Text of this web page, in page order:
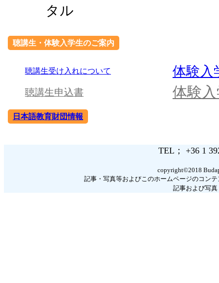
タル
聴講生・体験入学生のご案内
聴講生受け入れについて 体験入
聴講生申込書 体験
日本語教育財団情報
TEL； +36 1
copyright©2018
記事・写真等およびこのホームページのコン
記事および写